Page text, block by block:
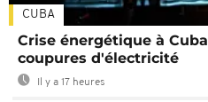
CUBA
Crise énergétique à
coupures d'électricité
Il y a 17 heures